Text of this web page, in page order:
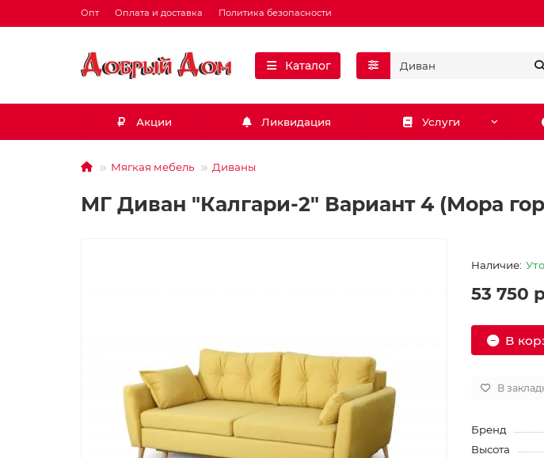
Опт Оплата и доставка Политика безопасности
Каталог
Акции Ликвидация Услуги
Мягкая мебель Диваны
МГ Диван "Калгари-2" Вариант 4 (Мора
53 750
В
В
Бренд
Высота